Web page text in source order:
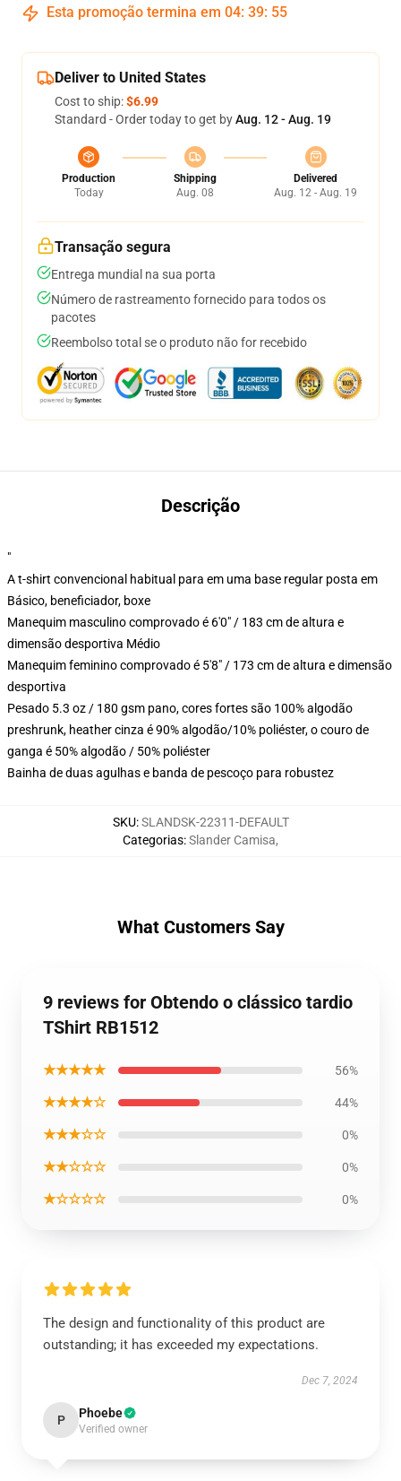
Esta promoção termina em 04: 39: 54
Deliver to United States
Cost to ship:$6.99
Standard - Order today to get byAug. 12 - Aug. 19
Production
Today
Shipping
Aug. 08
Delivered
Aug. 12 - Aug. 19
Transação segura
Entrega mundial na sua porta
Número de rastreamento fornecido para todos os
pacotes
Reembolso total se o produto não for recebido
Descrição
"
A t-shirt convencional habitual para em uma base regular posta em
Básico, beneficiador, boxe
Manequim masculino comprovado é 6'0" / 183 cm de altura e
dimensão desportiva Médio
Manequim feminino comprovado é 5'8" / 173 cm de altura e dimensão
desportiva
Pesado 5.3 oz / 180 gsm pano, cores fortes são 100% algodão
preshrunk, heather cinza é 90% algodão/10% poliéster, o couro de
ganga é 50% algodão / 50% poliéster
Bainha de duas agulhas e banda de pescoço para robustez
SKU:SLANDSK-22311-DEFAULT
Categorias:Slander Camisa,
What Customers Say
9 reviews for Obtendo o clássico tardio
TShirt RB1512
★★★★★ 56%
★★★★☆ 44%
★★★☆☆ 0%
★★☆☆☆ 0%
★☆☆☆☆ 0%
The design and functionality of this product are
outstanding; it has exceeded my expectations.
Dec 7, 2024
P Phoebe
Verified owner